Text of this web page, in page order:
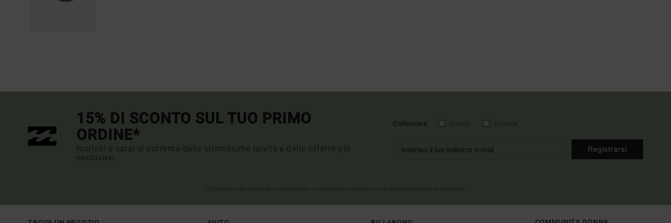
15% DI SCONTO SUL TUO PRIMO
ORDINE*
Iscriviti e sarai al corrente delle ultimissime novità e delle offerte più
esclusive.
Collezione
Registrarsi